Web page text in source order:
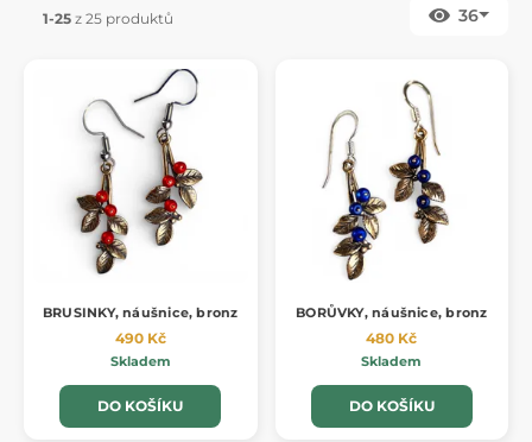
1-25 z 25 produktů 36
BRUSINKY, náušnice, bronz
490 Kč
Skladem
DO KOŠÍKU
BORŮVKY, náušnice, bronz
480 Kč
Skladem
DO KOŠÍKU